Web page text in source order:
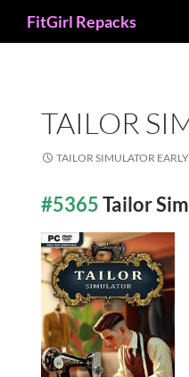
FitGirl Repacks
TAILOR
TAILOR SIMULATOR EARLY
#5365Tailor